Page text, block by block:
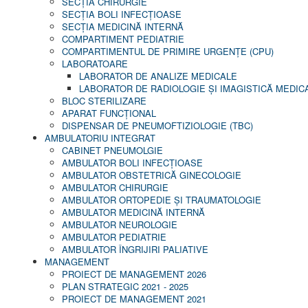
SECŢIA BOLI INFECŢIOASE
SECŢIA MEDICINĂ INTERNĂ
COMPARTIMENT PEDIATRIE
COMPARTIMENTUL DE PRIMIRE URGENȚE (CPU)
LABORATOARE
LABORATOR DE ANALIZE MEDICALE
LABORATOR DE RADIOLOGIE ŞI IMAGISTICĂ
BLOC STERILIZARE
APARAT FUNCŢIONAL
DISPENSAR DE PNEUMOFTIZIOLOGIE (TBC)
AMBULATORIU INTEGRAT
CABINET PNEUMOLGIE
AMBULATOR BOLI INFECŢIOASE
AMBULATOR OBSTETRICĂ GINECOLOGIE
AMBULATOR CHIRURGIE
AMBULATOR ORTOPEDIE ȘI TRAUMATOLOGIE
AMBULATOR MEDICINĂ INTERNĂ
AMBULATOR NEUROLOGIE
AMBULATOR PEDIATRIE
AMBULATOR ÎNGRIJIRI PALIATIVE
MANAGEMENT
PROIECT DE MANAGEMENT 2026
PLAN STRATEGIC 2021 - 2025
PROIECT DE MANAGEMENT 2021